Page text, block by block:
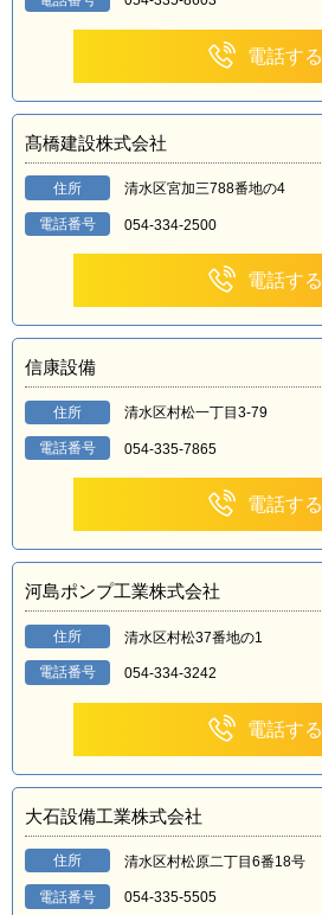
電話する
髙橋建設株式会社
住所 清水区宮加三788番地の4
電話番号 054-334-2500
電話する
信康設備
住所 清水区村松一丁目3-79
電話番号 054-335-7865
電話する
河島ポンプ工業株式会社
住所 清水区村松37番地の1
電話番号 054-334-3242
電話する
大石設備工業株式会社
住所 清水区村松原二丁目6番18号
電話番号 054-335-5505